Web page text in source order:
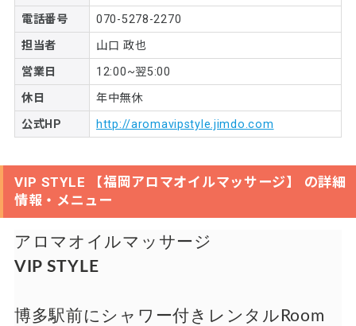
電話番号 070-5278-2270
担当者 山口 政也
営業日 12:00~翌5:00
休日 年中無休
公式HP http://aromavipstyle.jimdo.com
VIP STYLE 【福岡アロマオイルマッサージ】 の詳細
情報・メニュー
アロマオイルマッサージ
VIP STYLE
博多駅前にシャワー付きレンタルRoom